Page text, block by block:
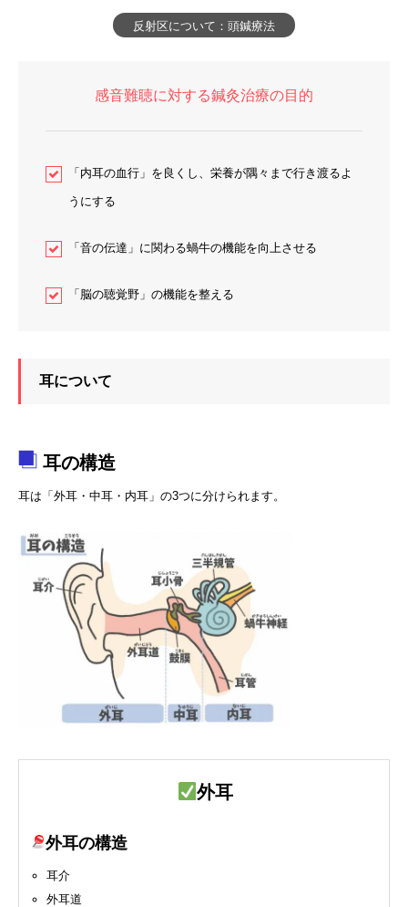
反射区について：頭鍼療法
感音難聴に対する鍼灸治療の目的
「内耳の血行」を良くし、栄養が隅々まで行き渡るよ
うにする
「音の伝達」に関わる蝸牛の機能を向上させる
「脳の聴覚野」の機能を整える
耳について
耳の構造
耳は「外耳・中耳・内耳」の3つに分けられます。
外耳
外耳の構造
耳介
外耳道